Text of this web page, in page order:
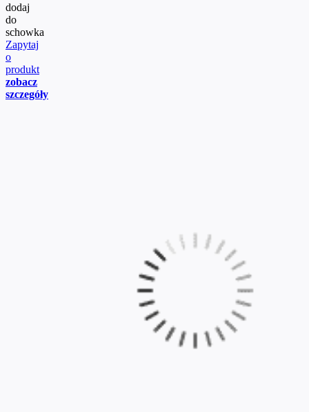
dodaj
do
schowka
Zapytaj
o
produkt
zobacz
szczegóły